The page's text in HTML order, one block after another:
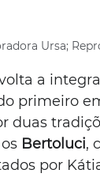
Ursa;
a
primeiro
duas
Bertoluci,
por